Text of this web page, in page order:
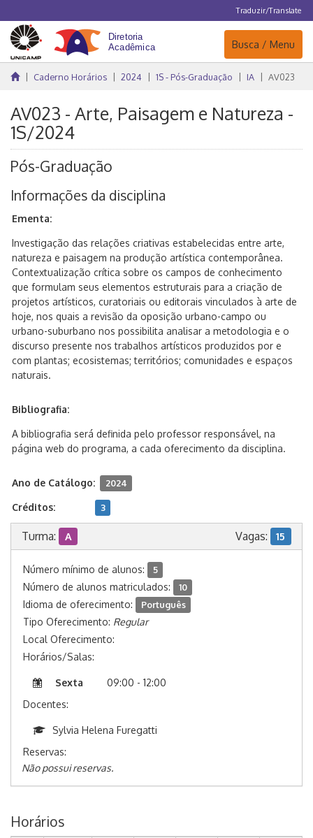
Traduzir/Translate
Navegação
Busca / Menu
Caderno Horários 2024 1S - Pós-Graduação IA AV023
AV023 - Arte, Paisagem e Natureza -
1S/2024
Pós-Graduação
Informações da disciplina
Ementa:
Investigação das relações criativas estabelecidas entre arte,
natureza e paisagem na produção artística contemporânea.
Contextualização crítica sobre os campos de conhecimento
que formulam seus elementos estruturais para a criação de
projetos artísticos, curatoriais ou editorais vinculados à arte de
hoje, nos quais a revisão da oposição urbano-campo ou
urbano-suburbano nos possibilita analisar a metodologia e o
discurso presente nos trabalhos artísticos produzidos por e
com plantas; ecosistemas; territórios; comunidades e espaços
naturais.
Bibliografia:
A bibliografia será definida pelo professor responsável, na
página web do programa, a cada oferecimento da disciplina.
Ano de Catálogo: 2024
Créditos: 3
Turma: A Vagas: 15
Número mínimo de alunos: 5
Número de alunos matriculados: 10
Idioma de oferecimento: Português
Tipo Oferecimento: Regular
Local Oferecimento:
Horários/Salas:
Sexta
09:00 - 12:00
Docentes:
Sylvia Helena Furegatti
Reservas:
Não possui reservas.
Horários